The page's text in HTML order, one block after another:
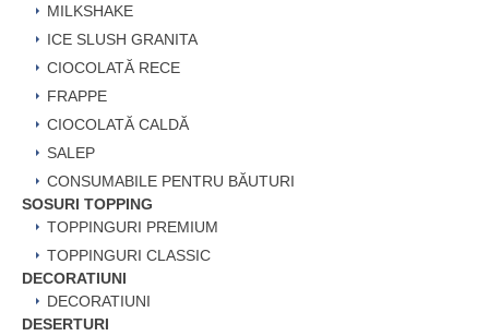
MILKSHAKE
ICE SLUSH GRANITA
CIOCOLATĂ RECE
FRAPPE
CIOCOLATĂ CALDĂ
SALEP
CONSUMABILE PENTRU BĂUTURI
SOSURI TOPPING
TOPPINGURI PREMIUM
TOPPINGURI CLASSIC
DECORATIUNI
DECORATIUNI
DESERTURI